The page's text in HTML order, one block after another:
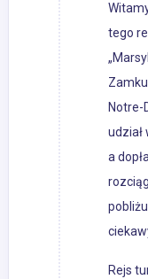
tego
Notre-
udział
a
Rejs